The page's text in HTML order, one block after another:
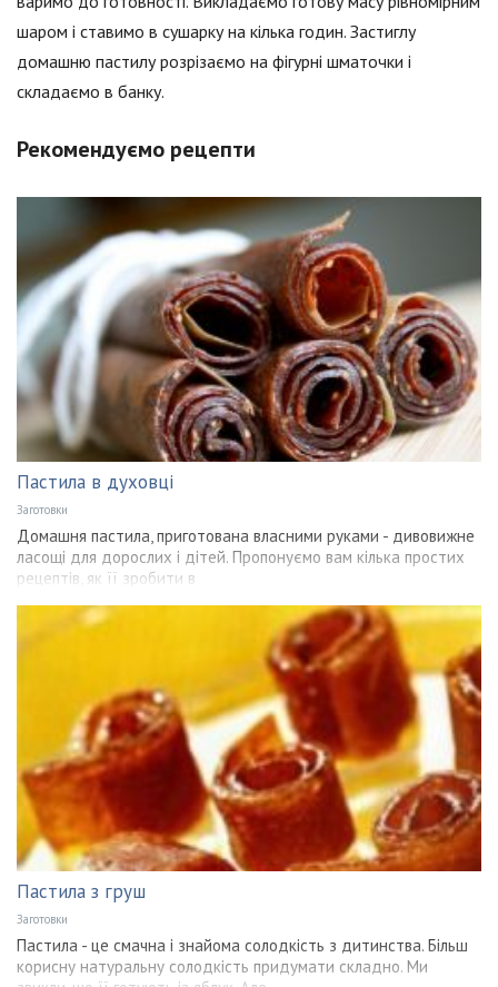
шаром і ставимо в сушарку на кілька годин. Застиглу
домашню пастилу розрізаємо на фігурні шматочки і
складаємо в банку.
Рекомендуємо рецепти
Пастила в духовці
Заготовки
Домашня пастила, приготована власними руками - дивовижне
ласощі для дорослих і дітей. Пропонуємо вам кілька простих
рецептів, як її зробити в
Пастила з груш
Заготовки
Пастила - це смачна і знайома солодкість з дитинства. Більш
корисну натуральну солодкість придумати складно. Ми